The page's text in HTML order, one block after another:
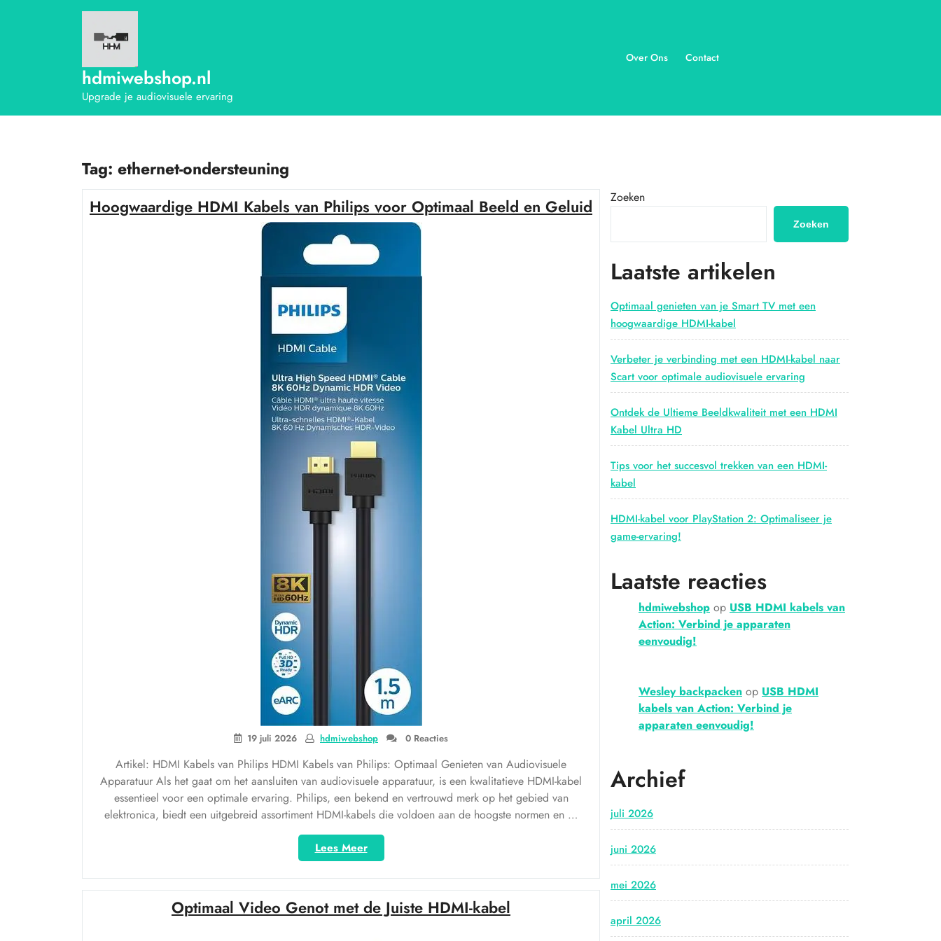
hdmiwebshop.nl
Upgrade je audiovisuele ervaring
Over Ons Contact
Tag: ethernet-ondersteuning
Hoogwaardige HDMI Kabels van Philips voor Optimaal Beeld en Geluid
19 juli 2026 hdmiwebshop 0 Reacties
Artikel: HDMI Kabels van Philips HDMI Kabels van Philips: Optimaal Genieten van Audiovisuele
Apparatuur Als het gaat om het aansluiten van audiovisuele apparatuur, is een kwalitatieve HDMI-kabel
essentieel voor een optimale ervaring. Philips, een bekend en vertrouwd merk op het gebied van
elektronica, biedt een uitgebreid assortiment HDMI-kabels die voldoen aan de hoogste normen en …
Lees Meer“Hoogwaardige
HDMI
Kabels
van
Philips
Optimaal Video Genot met de Juiste HDMI-kabel
Zoeken
Zoeken
Laatste artikelen
Optimaal genieten van je Smart TV met een
hoogwaardige HDMI-kabel
Verbeter je verbinding met een HDMI-kabel naar
Scart voor optimale audiovisuele ervaring
Ontdek de Ultieme Beeldkwaliteit met een HDMI
Kabel Ultra HD
Tips voor het succesvol trekken van een HDMI-
kabel
HDMI-kabel voor PlayStation 2: Optimaliseer je
game-ervaring!
Laatste reacties
hdmiwebshop op USB HDMI kabels van
Action: Verbind je apparaten
eenvoudig!
Wesley backpacken op USB HDMI
kabels van Action: Verbind je
apparaten eenvoudig!
Archief
juli 2026
juni 2026
mei 2026
april 2026